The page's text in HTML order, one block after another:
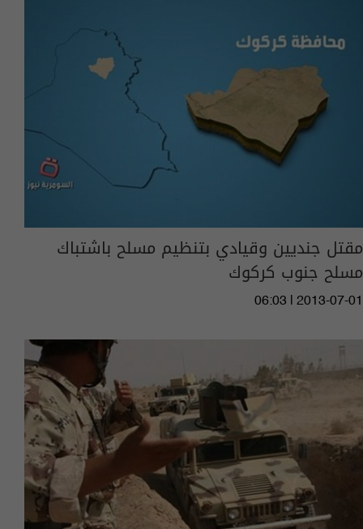
مقتل جنديين وقيادي بتنظيم مسلح باشتباك
مسلح جنوب كركوك
06:03 | 2013-07-01